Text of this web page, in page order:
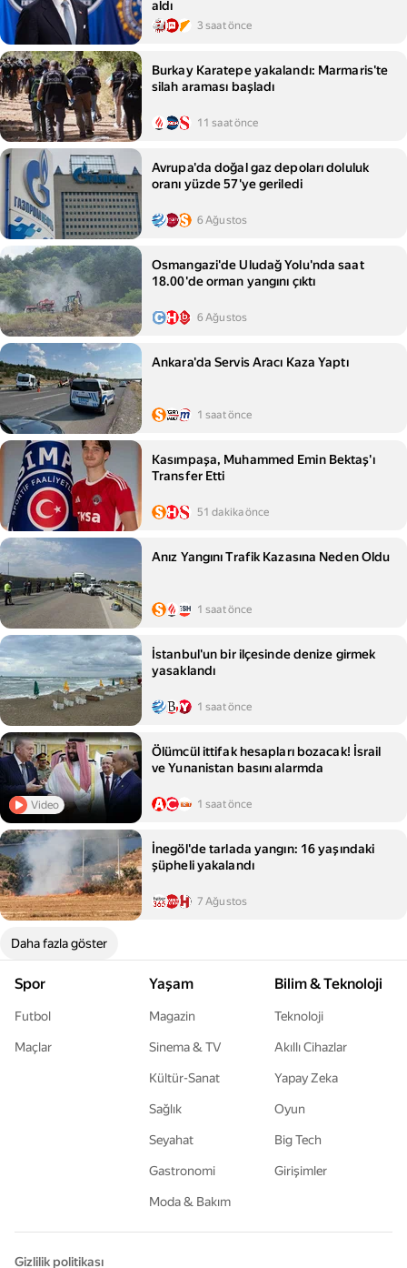
aldı
3 saat önce
Burkay Karatepe yakalandı: Marmaris'te
silah araması başladı
11 saat önce
Avrupa'da doğal gaz depoları doluluk
oranı yüzde 57'ye geriledi
6 Ağustos
Osmangazi'de Uludağ Yolu'nda saat
18.00'de orman yangını çıktı
6 Ağustos
Ankara'da Servis Aracı Kaza Yaptı
1 saat önce
Kasımpaşa, Muhammed Emin Bektaş'ı
Transfer Etti
51 dakika önce
Anız Yangını Trafik Kazasına Neden Oldu
1 saat önce
İstanbul'un bir ilçesinde denize girmek
yasaklandı
1 saat önce
Video
Ölümcül ittifak hesapları bozacak! İsrail
ve Yunanistan basını alarmda
1 saat önce
İnegöl'de tarlada yangın: 16 yaşındaki
şüpheli yakalandı
7 Ağustos
Daha fazla göster
Spor
Futbol
Maçlar
Yaşam
Magazin
Sinema & TV
Kültür-Sanat
Sağlık
Seyahat
Gastronomi
Moda & Bakım
Bilim & Teknoloji
Teknoloji
Akıllı Cihazlar
Yapay Zeka
Oyun
Big Tech
Girişimler
Gizlilik politikası